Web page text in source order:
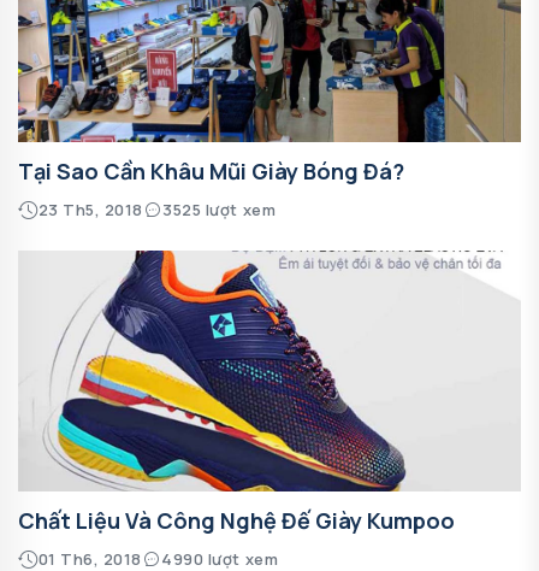
Tại Sao Cần Khâu Mũi Giày Bóng Đá?
23 Th5, 2018 3525 lượt xem
Chất Liệu Và Công Nghệ Đế Giày Kumpoo
01 Th6, 2018 4990 lượt xem